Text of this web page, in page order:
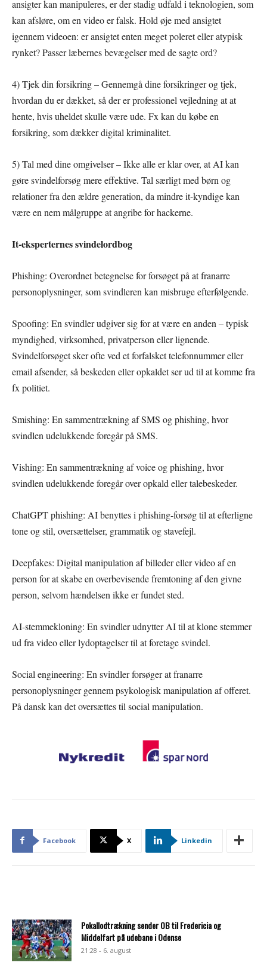
ansigter kan manipuleres, er der stadig udfald i teknologien, som
kan afsløre, om en video er falsk. Hold øje med ansigtet
igennem videoen: er ansigtet enten meget poleret eller atypisk
rynket? Passer læbernes bevægelser med de sagte ord?
4) Tjek din forsikring – Gennemgå dine forsikringer og tjek,
hvordan du er dækket, så der er professionel vejledning at at
hente, hvis uheldet skulle være ude. Fx kan du købe en
forsikring, som dækker digital kriminalitet.
5) Tal med dine omgivelser – Ikke alle er klar over, at AI kan
gøre svindelforsøg mere effektive. Tal særligt med børn og
relationer fra den ældre generation, da mindre it-kyndige kan
være en nem målgruppe at angribe for hackerne.
It-eksperternes svindelordbog
Phishing: Overordnet betegnelse for forsøget på at franarre
personoplysninger, som svindleren kan misbruge efterfølgende.
Spoofing: En svindler udgiver sig for at være en anden – typisk
myndighed, virksomhed, privatperson eller lignende.
Svindelforsøget sker ofte ved et forfalsket telefonnummer eller
email afsender, så beskeden eller opkaldet ser ud til at komme fra
fx politiet.
Smishing: En sammentrækning af SMS og phishing, hvor
svindlen udelukkende foregår på SMS.
Vishing: En sammentrækning af voice og phishing, hvor
svindlen udelukkende foregår over opkald eller talebeskeder.
ChatGPT phishing: AI benyttes i phishing-forsøg til at efterligne
tone og stil, oversættelser, grammatik og stavefejl.
Deepfakes: Digital manipulation af billeder eller video af en
person for at skabe en overbevisende fremtoning af den givne
person, selvom hændelsen ikke er fundet sted.
AI-stemmekloning: En svindler udnytter AI til at klone stemmer
ud fra video eller lydoptagelser til at foretage svindel.
Social engineering: En svindler forsøger at franarre
personoplysninger gennem psykologisk manipulation af offeret.
På dansk kan det oversættes til social manipulation.
Facebook X Linkedin
Pokallodtrækning sender OB til Fredericia og
Middelfart på udebane i Odense
21:28 - 6. august